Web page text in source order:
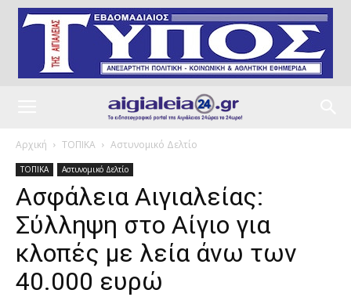
Αρχική ΤΟΠΙΚΑ Αστυνομικό Δελτίο
ΤΟΠΙΚΑ Αστυνομικό Δελτίο
Ασφάλεια Αιγιαλείας:
Σύλληψη στο Αίγιο για
κλοπές με λεία άνω των
40.000 ευρώ